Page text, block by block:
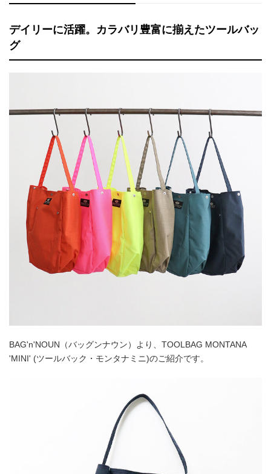
デイリーに活躍。カラバリ豊富に揃えたツールバッ
グ
BAG'n'NOUN（バッグンナウン）より、TOOLBAG MONTANA
'MINI' (ツールバック・モンタナミニ)のご紹介です。